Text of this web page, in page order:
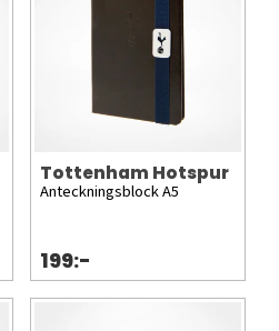
Tottenham Hotspur
Anteckningsblock A5
199:-